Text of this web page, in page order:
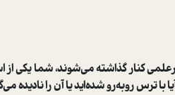
کنار گذاشته می‌شوند، شما یکی
ترس روبه‌رو ‌شده‌اید یا آن را نادیده